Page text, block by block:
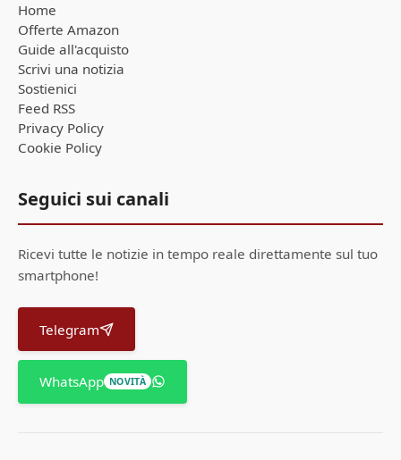
Home
Offerte Amazon
Guide all'acquisto
Scrivi una notizia
Sostienici
Feed RSS
Privacy Policy
Cookie Policy
Seguici sui canali
Ricevi tutte le notizie in tempo reale direttamente sul tuo
smartphone!
Telegram
WhatsApp NOVITÀ